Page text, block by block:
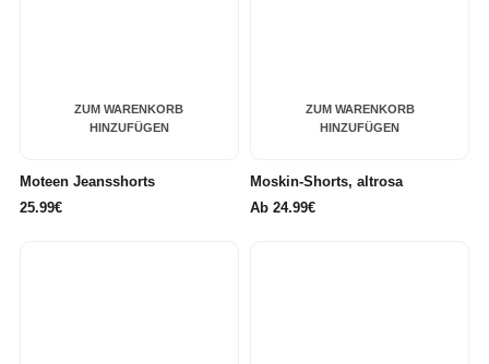
ZUM WARENKORB
HINZUFÜGEN
Moteen Jeansshorts
25.99€
ZUM WARENKORB
HINZUFÜGEN
Moskin-Shorts, altrosa
Ab 24.99€